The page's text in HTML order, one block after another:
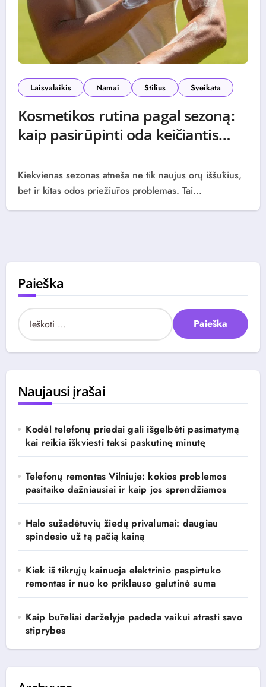
Laisvalaikis Namai Stilius Sveikata
Kosmetikos rutina pagal sezoną:
kaip pasirūpinti oda keičiantis
Kiekvienas sezonas atneša ne tik naujus orų iššūkius,
bet ir kitas odos priežiūros problemas. Tai...
Paieška
e
k
:
Naujausi įrašai
Kodėl telefonų priedai gali išgelbėti pasimatymą
kai reikia iškviesti taksi paskutinę minutę
Telefonų remontas Vilniuje: kokios problemos
pasitaiko dažniausiai ir kaip jos sprendžiamos
Halo sužadėtuvių žiedų privalumai: daugiau
spindesio už tą pačią kainą
Kiek iš tikrųjų kainuoja elektrinio paspirtuko
remontas ir nuo ko priklauso galutinė suma
Kaip būreliai darželyje padeda vaikui atrasti savo
stiprybes